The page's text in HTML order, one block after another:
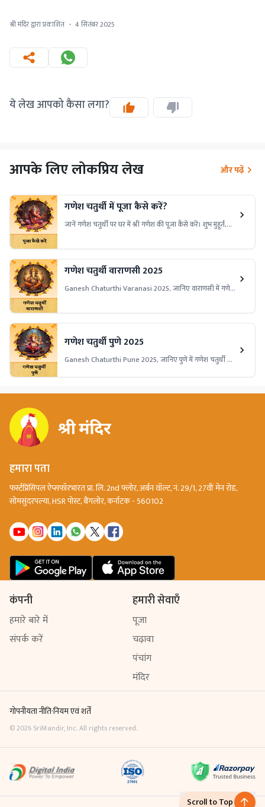
श्री मंदिर द्वारा प्रकाशित · 4 सितंबर 2025
ये लेख आपको कैसा लगा?
आपके लिए लोकप्रिय लेख और पढ़ें
गणेश चतुर्थी में पूजा कैसे करें?
जानें गणेश चतुर्थी पर घर में श्री गणेश की पूजा कैसे करें। शुभ मुहूर्त,
का आशीर्वाद प्राप्त करें।
गणेश चतुर्थी वाराणसी 2025
Ganesh Chaturthi Varanasi 2025, जानिए वाराणसी में गणेश
विसर्जन स्थल और धार्मिक महत्व।
गणेश चतुर्थी पुणे 2025
Ganesh Chaturthi Pune 2025, जानिए पुणे में गणेश चतुर्थी की
प्रमुख पंडाल, भव्य झांकियाँ और सांस्कृतिक उत्सव का महत्व।
हमारा पता
फर्स्टप्रिंसिपल ऐप्सफॉरभारत प्रा. लि. 2nd फ्लोर, अर्बन वॉल्ट, नं. 29/1, 27वीं मेन रोड,
सोमसुंदरपल्या, HSR पोस्ट, बैंगलोर, कर्नाटक - 560102
कंपनी
हमारे बारे में
संपर्क करें
हमारी सेवाएँ
पूजा
चढ़ावा
पंचांग
मंदिर
गोपनीयता नीति·नियम एवं शर्तें
©2026 SriMandir, Inc. All rights reserved.
Scroll to Top